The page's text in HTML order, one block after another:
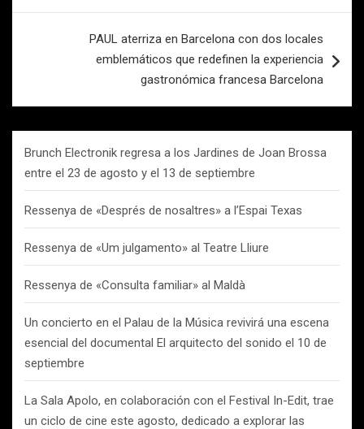
PAUL aterriza en Barcelona con dos locales
emblemáticos que redefinen la experiencia
gastronómica francesa Barcelona
Brunch Electronik regresa a los Jardines de Joan Brossa
entre el 23 de agosto y el 13 de septiembre
Ressenya de «Després de nosaltres» a l’Espai Texas
Ressenya de «Um julgamento» al Teatre Lliure
Ressenya de «Consulta familiar» al Maldà
Un concierto en el Palau de la Música revivirá una escena
esencial del documental El arquitecto del sonido el 10 de
septiembre
La Sala Apolo, en colaboración con el Festival In-Edit, trae
un ciclo de cine este agosto, dedicado a explorar las